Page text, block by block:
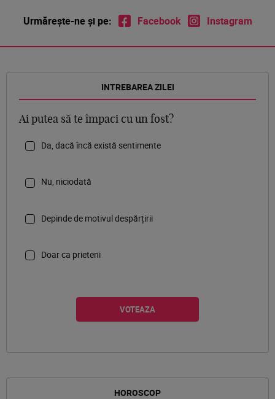
Urmărește-ne și pe: Facebook Instagram
INTREBAREA ZILEI
Ai putea să te împaci cu un fost?
Da, dacă încă există sentimente
Nu, niciodată
Depinde de motivul despărțirii
Doar ca prieteni
HOROSCOP